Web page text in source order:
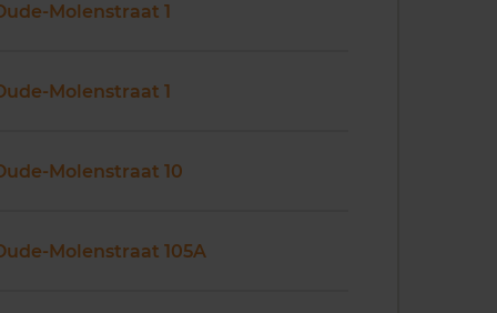
Molenstraat 1
Molenstraat 1
Molenstraat 10
Molenstraat 105A